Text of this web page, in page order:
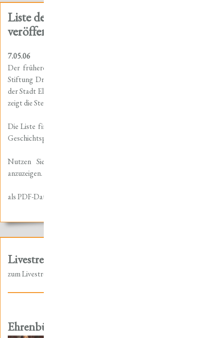
Liste der Steuerzahler in Ellrich 1719
veröffentlicht
7.05.06
Der frühere Nordhäuser Stadtarchivar und Stiftungsrat unserer
Stiftung Dr. Kuhlbrodt hat eine für die Kenntnis der Einwohner
der Stadt Ellrich wichtige Aufzeichnung veröffentlicht. Diese Liste
zeigt die Steuerzahler in Ellrich 1719.
Die Liste finden Sie im Abschnitt Geschichtsportal – Ellrich bzw.
Geschichtsportal – Bücher & Dokumente auf dieser Website.
Nutzen Sie den nachfolgenden Link, um die Datei direkt
anzuzeigen.
als PDF-Datei (60 kB)
Livestream zur Tagung
zum Livestream
Ehrenbürgerwürde